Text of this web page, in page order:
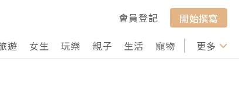
會員登記
開始撰寫
遊 女生 玩樂 親子 生活 寵物 行山 打卡
更多